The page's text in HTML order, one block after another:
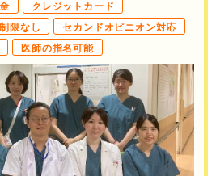
クレジットカード
限なし
セカンドオピニオン対応
医師の指名可能